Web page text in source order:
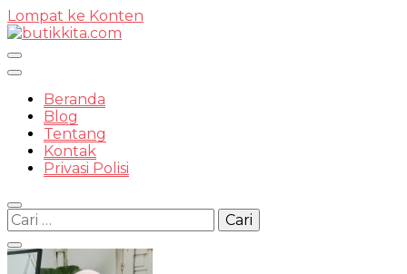
Lompat ke Konten
Beranda
Blog
Tentang
Kontak
Privasi Polisi
Cari
untuk: